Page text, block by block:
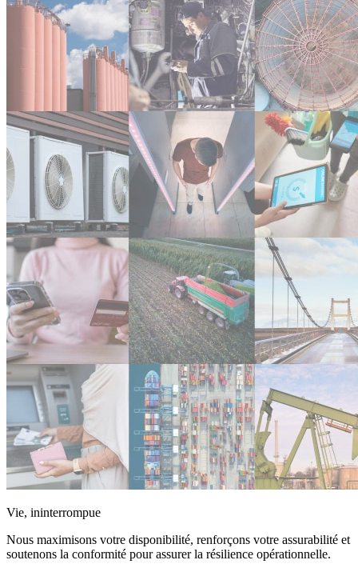
Vie, ininterrompue
Nous maximisons votre disponibilité, renforçons votre assurabilité et
soutenons la conformité pour assurer la résilience opérationnelle.